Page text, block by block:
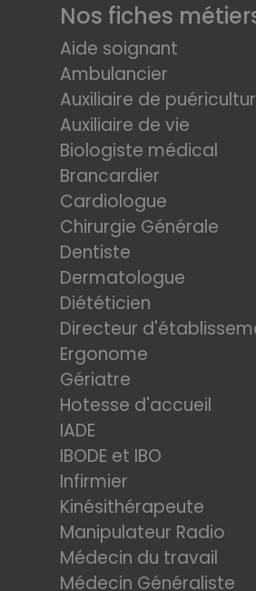
Nos fiches
Aide soignant
Ambulancier
Auxiliaire de
Auxiliaire de vie
Biologiste médical
Brancardier
Cardiologue
Chirurgie Générale
Dentiste
Dermatologue
Diététicien
Directeur
Ergonome
Gériatre
Hotesse d'accueil
IADE
IBODE et IBO
Infirmier
Kinésithérapeute
Manipulateur Radio
Médecin du travail
Médecin Généraliste